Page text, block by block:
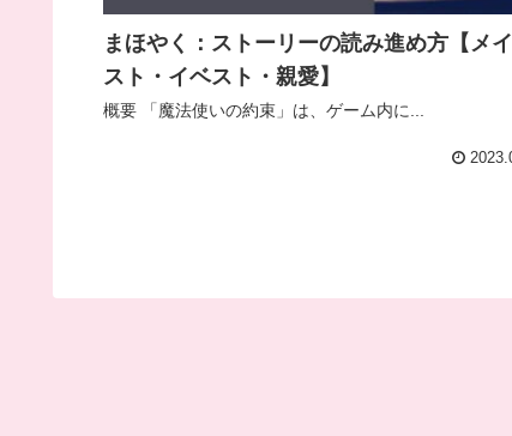
まほやく：ストーリーの読み進め方【メ
スト・イベスト・親愛】
概要 「魔法使いの約束」は、ゲーム内に...